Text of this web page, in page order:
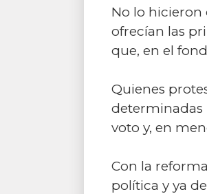
No lo hicieron
ofrecían las
que, en el
Quienes
determinadas
voto y, en
Con la
política y ya